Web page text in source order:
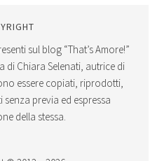
sul blog “That’s Amore!”
di Chiara Selenati, autrice di
essere copiati, riprodotti,
previa ed espressa
della stessa.